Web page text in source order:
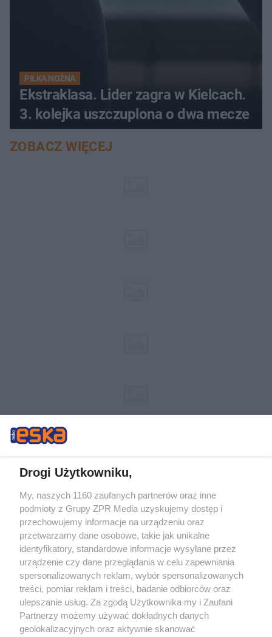
PIŁKA NOŻNA
Ekstraklasa. Lider zagra w Kielcach.
3. kolejka uszczuplona o dwa mecze
ZOBACZ WIĘCEJ
Żaden utwór zamieszczony w serwisie nie może być powielany i
rozpowszechniany lub dalej rozpowszechniany w jakikolwiek sposób (w
tym także elektroniczny lub mechaniczny) na jakimkolwiek polu
eksploatacji w jakiejkolwiek formie, włącznie z umieszczaniem w Internecie
bez pisemnej zgody właściciela praw. Jakiekolwiek użycie lub
wykorzystanie utworów w całości lub w części z naruszeniem prawa, tzn.
bez właściwej zgody, jest zabronione pod groźbą kary i może być ścigane
prawnie.
Drogi Użytkowniku,
My, naszych 1160 zaufanych partnerów oraz inne
podmioty z Grupy ZPR Media uzyskujemy dostęp i
przechowujemy informacje na urządzeniu oraz
przetwarzamy dane osobowe, takie jak unikalne
identyfikatory, standardowe informacje wysyłane przez
urządzenie czy dane przeglądania w celu zapewniania
spersonalizowanych reklam, wybór spersonalizowanych
treści, pomiar reklam i treści, badanie odbiorców oraz
ulepszanie usług. Za zgodą Użytkownika my i Zaufani
Partnerzy możemy używać dokładnych danych
geolokalizacyjnych oraz aktywnie skanować